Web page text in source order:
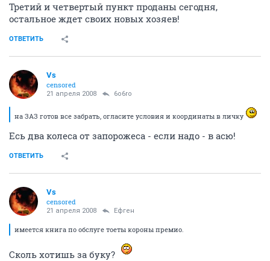
Третий и четвертый пункт проданы сегодня,
остальное ждет своих новых хозяев!
ОТВЕТИТЬ
Vs
censored
21 апреля 2008 6o6ro
на ЗАЗ готов все забрать, огласите условия и координаты в личку
Есь два колеса от запорожеса - если надо - в асю!
ОТВЕТИТЬ
Vs
censored
21 апреля 2008 Ефген
имеется книга по обслуге тоеты короны премио.
Сколь хотишь за буку?